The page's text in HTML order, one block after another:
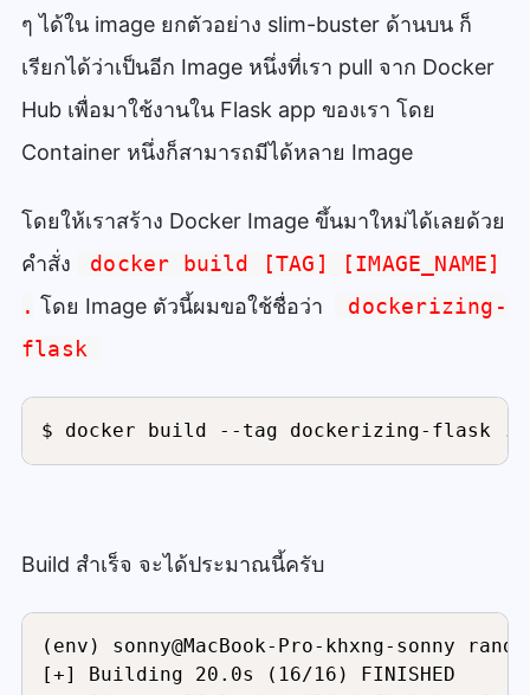
ๆ ได้ใน image ยกตัวอย่าง slim-buster ด้านบน ก็
เรียกได้ว่าเป็นอีก Image หนึ่งที่เรา pull จาก Docker
Hub เพื่อมาใช้งานใน Flask app ของเรา โดย
Container หนึ่งก็สามารถมีได้หลาย Image
โดยให้เราสร้าง Docker Image ขึ้นมาใหม่ได้เลยด้วย
คำสั่ง
docker build [TAG] [IMAGE_NAME]
. โดย Image ตัวนี้ผมขอใช้ชื่อว่า
dockerizing-
flask
$ docker build --tag dockerizing-flask .
Build สำเร็จ จะได้ประมาณนี้ครับ
(env) sonny@MacBook-Pro-khxng-sonny
[+]